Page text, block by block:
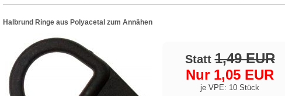
Halbrund Ringe aus Polyacetal zum Annähen
Statt1,49 EUR
Nur 1,05 EUR
je VPE: 10 Stück